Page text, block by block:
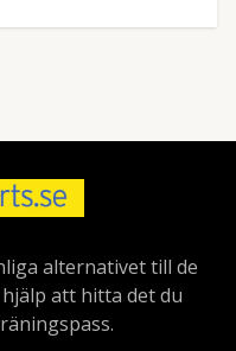
alternativet till de
att hitta det du